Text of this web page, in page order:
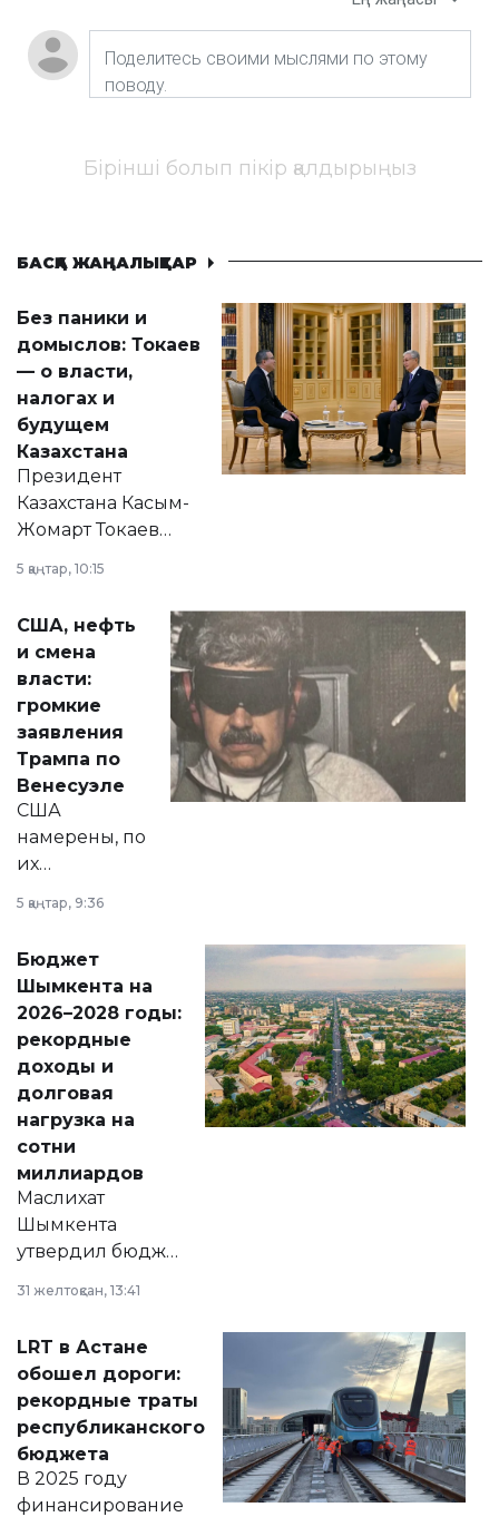
Бірінші болып пікір қалдырыңыз
БАСҚА ЖАҢАЛЫҚТАР
Без паники и
домыслов: Токаев
— о власти,
налогах и
будущем
Казахстана
Президент
Казахстана Касым-
Жомарт Токаев
сразу несколько
актуальных тем —
от слухов о
политических
реформах до
вопросов армии,
экономики и
личного здоровья.
5 қаңтар, 10:15
США, нефть
и смена
власти:
громкие
заявления
Трампа по
Венесуэле
США
намерены, по
их
принести
народу
Венесуэлы.
5 қаңтар, 9:36
Бюджет
Шымкента на
2026–2028 годы:
рекордные
доходы и
долговая
нагрузка на
сотни
миллиардов
Маслихат
Шымкента
утвердил бюджет
2028 годы.
документ
появился в базе
нормативных
правовых актов и
на сайте маслихат
города.
31 желтоқсан, 13:41
LRT в Астане
обошел дороги:
рекордные траты
республиканского
бюджета
В 2025 году
финансирование